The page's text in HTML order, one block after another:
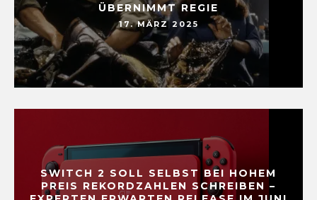
ÜBERNIMMT REGIE
17. MÄRZ 2025
SWITCH 2 SOLL SELBST BEI HOHEM
PREIS REKORDZAHLEN SCHREIBEN –